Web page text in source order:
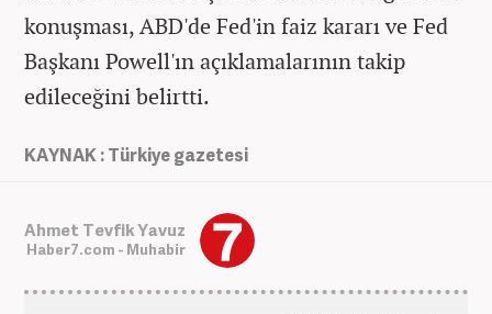
konuşması, ABD'de Fed'in faiz kararı ve Fed
Başkanı Powell'ın açıklamalarının takip
edileceğini belirtti.
KAYNAK : Türkiye gazetesi
Ahmet Tevfik Yavuz
Haber7.com - Muhabir